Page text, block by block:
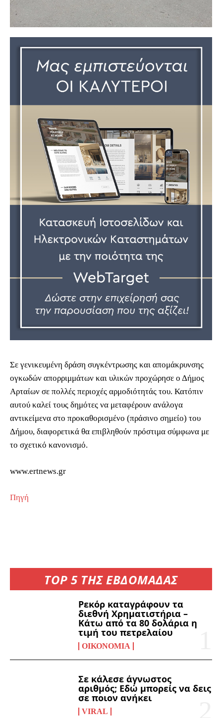
TOP 5 ΤΗΣ ΕΒΔΟΜΑΔΑΣ
Ρεκόρ καταγράφουν τα
διεθνή Χρηματιστήρια –
Κάτω από τα 80 δολάρια η
τιμή του πετρελαίου
ΟΙΚΟΝΟΜΊΑ
Σε κάλεσε άγνωστος
αριθμός; Εδώ μπορείς να δεις
σε ποιον ανήκει
VIRAL
Σε γενικευμένη δράση συγκέντρωσης και απομάκρυνσης
ογκωδών απορριμμάτων και υλικών προχώρησε ο Δήμος
Αρταίων σε πολλές περιοχές αρμοδιότητάς του. Κατόπιν
αυτού καλεί τους δημότες να μεταφέρουν ανάλογα
αντικείμενα στο προκαθορισμένο (πράσινο σημείο) του
Δήμου, διαφορετικά θα επιβληθούν πρόστιμα σύμφωνα με
το σχετικό κανονισμό.
www.ertnews.gr
Πηγή